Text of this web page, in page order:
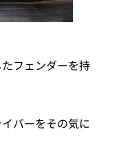
フェンダーを持
バーをその気に